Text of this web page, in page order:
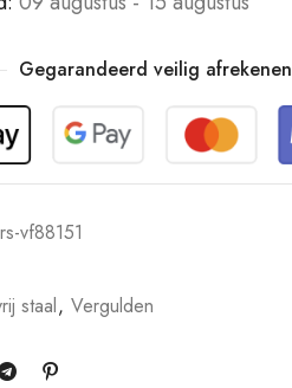
Gegarandeerd veilig afrekenen
vf88151
staal, Vergulden